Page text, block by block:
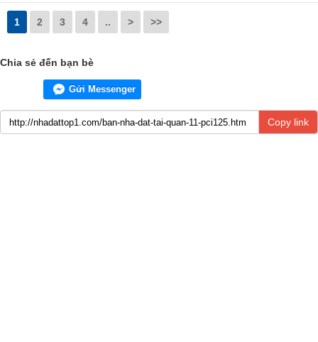
1 2 3 4 .. > >>
Chia sẻ đến bạn bè
Gửi Messenger
Copy link